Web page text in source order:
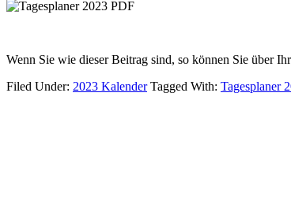
Wenn Sie wie dieser Beitrag sind, so können Sie über
Filed Under: 2023 Kalender Tagged With: Tagesplaner